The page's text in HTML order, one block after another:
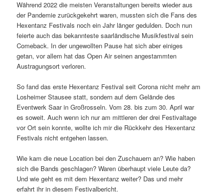
Während 2022 die meisten Veranstaltungen bereits wieder aus
der Pandemie zurückgekehrt waren, mussten sich die Fans des
Hexentanz Festivals noch ein Jahr länger gedulden. Doch nun
feierte auch das bekannteste saarländische Musikfestival sein
Comeback. In der ungewollten Pause hat sich aber einiges
getan, vor allem hat das Open Air seinen angestammten
Austragungsort verloren.
So fand das erste Hexentanz Festival seit Corona nicht mehr am
Losheimer Stausee statt, sondern auf dem Gelände des
Eventwerk Saar in Großrosseln. Vom 28. bis zum 30. April war
es soweit. Auch wenn ich nur am mittleren der drei Festivaltage
vor Ort sein konnte, wollte ich mir die Rückkehr des Hexentanz
Festivals nicht entgehen lassen.
Wie kam die neue Location bei den Zuschauern an? Wie haben
sich die Bands geschlagen? Waren überhaupt viele Leute da?
Und wie geht es mit dem Hexentanz weiter? Das und mehr
erfahrt ihr in diesem Festivalbericht.